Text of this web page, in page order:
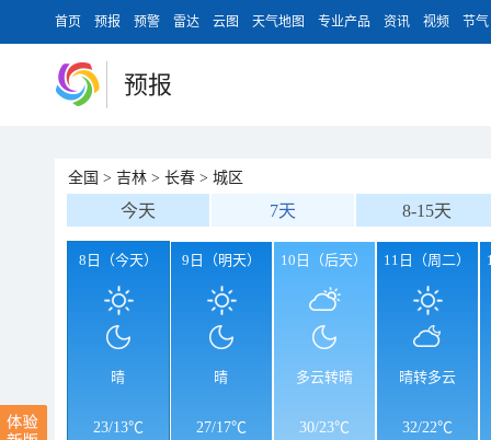
首页 预报 预警 雷达 云图 天气地图 专业产品 资讯 视频 节气
预报
全国 > 吉林 > 长春 > 城区
今天 7天 8-15天
8日（今天）
晴
23/13℃
9日（明天）
晴
27/17℃
10日（后天）
多云转晴
30/23℃
11日（周二）
晴转多云
32/22℃